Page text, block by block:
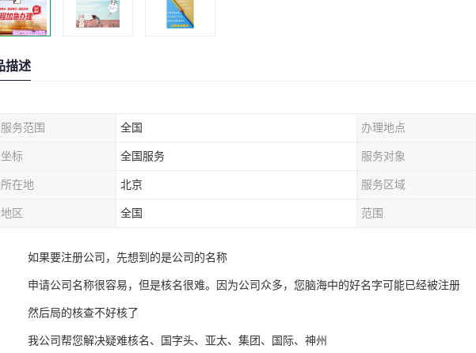
描述
服务范围 全国 办理地点
坐标 全国服务 服务对象
所在地 北京 服务区域
地区 全国 范围
如果要注册公司，先想到的是公司的名称
申请公司名称很容易，但是核名很难。因为公司众多，您脑海中的好名字可能已经被注册
然后局的核查不好核了
我公司帮您解决疑难核名、国字头、亚太、集团、国际、神州